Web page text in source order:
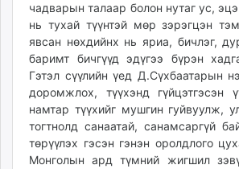
paparazzi.mn
unread.today
чадварын талаар болон нутаг ус,
нь тухай түүнтэй мөр зэрэгцэн
явсан нөхдийнх нь яриа, бичлэг,
баримт бичгүүд эдүгээ бүрэн
Гэтэл сүүлийн үед Д.Сүхбаатарын
доромжлох, түүхэнд гүйцэтгэсэн
намтар түүхийг мушгин гуйвуулж,
тогтнолд санаатай, санамсаргүй
төрүүлэх гэсэн гэнэн оролдлого
Монголын ард түмний жигшил